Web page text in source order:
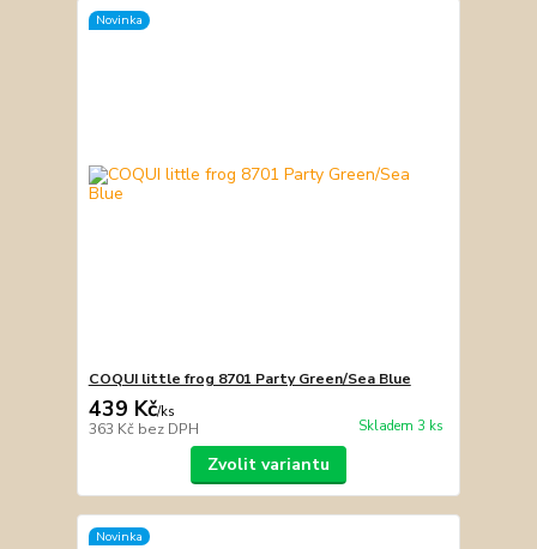
Novinka
COQUI little frog 8701 Party Green/Sea Blue
439 Kč/ks
363 Kč bez DPH Skladem 3 ks
Zvolit variantu
Novinka